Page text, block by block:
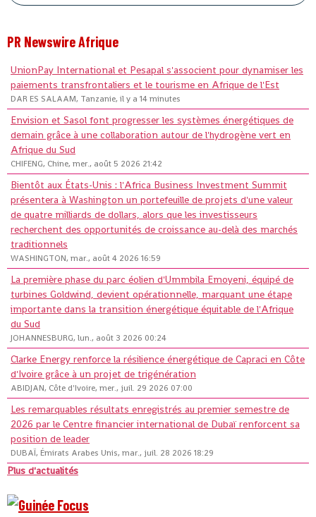
PR Newswire Afrique
UnionPay International et Pesapal s'associent pour dynamiser les
paiements transfrontaliers et le tourisme en Afrique de l'Est
DAR ES SALAAM, Tanzanie, il y a 14 minutes
Envision et Sasol font progresser les systèmes énergétiques de
demain grâce à une collaboration autour de l'hydrogène vert en
Afrique du Sud
CHIFENG, Chine, mer., août 5 2026 21:42
Bientôt aux États-Unis : l'Africa Business Investment Summit
présentera à Washington un portefeuille de projets d'une valeur
de quatre milliards de dollars, alors que les investisseurs
recherchent des opportunités de croissance au-delà des marchés
traditionnels
WASHINGTON, mar., août 4 2026 16:59
La première phase du parc éolien d'Ummbila Emoyeni, équipé de
turbines Goldwind, devient opérationnelle, marquant une étape
importante dans la transition énergétique équitable de l'Afrique
du Sud
JOHANNESBURG, lun., août 3 2026 00:24
Clarke Energy renforce la résilience énergétique de Capraci en Côte
d'Ivoire grâce à un projet de trigénération
ABIDJAN, Côte d'Ivoire, mer., juil. 29 2026 07:00
Les remarquables résultats enregistrés au premier semestre de
2026 par le Centre financier international de Dubaï renforcent sa
position de leader
DUBAÏ, Émirats Arabes Unis, mar., juil. 28 2026 18:29
Plus d'actualités